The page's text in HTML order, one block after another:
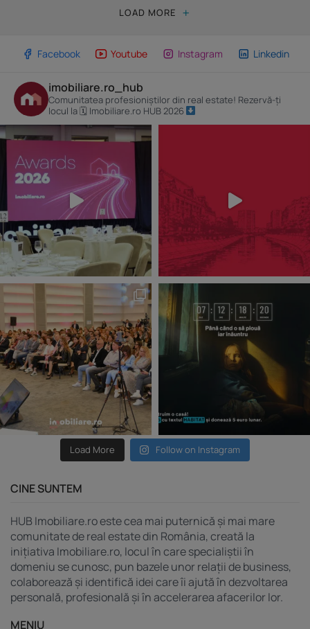
LOAD MORE
Facebook Youtube Instagram Linkedin
imobiliare.ro_hub
Comunitatea profesioniștilor din real estate! Rezervă-ți
locul la 🗓 Imobiliare.ro HUB 2026
Load More Follow on Instagram
CINE SUNTEM
HUB Imobiliare.ro este cea mai puternică și mai mare
comunitate de real estate din România, creată la
inițiativa Imobiliare.ro, locul în care specialiștii în
domeniu se cunosc, pun bazele unor relații de business,
colaborează și identifică idei care îi ajută în dezvoltarea
personală, profesională și în accelerarea afacerilor lor.
MENIU